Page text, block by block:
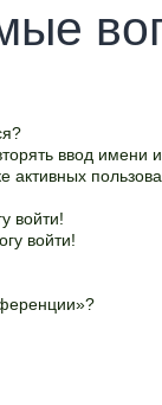
ввод имени
активных
войти!
войти!